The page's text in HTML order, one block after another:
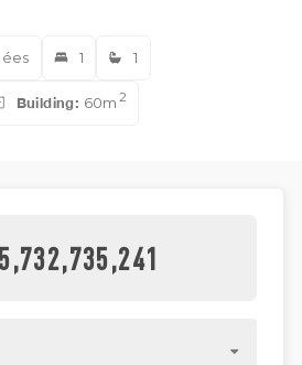
1 1
Building: 60m 2
IDR 5,732,735,241